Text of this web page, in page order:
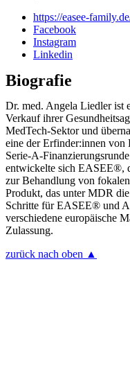
https://easee-
Facebook
Instagram
Linkedin
Biografie
Dr. med. Angela Liedler ist
Verkauf ihrer
MedTech-Sektor und
eine der Erfinder:innen
Serie-A-
entwickelte sich EASEE®,
zur Behandlung von
Produkt, das unter MDR
Schritte für EASEE® und
verschiedene europäische
Zulassung.
zurück nach oben ▲